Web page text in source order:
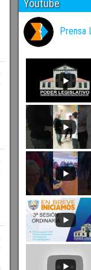
Youtube
Prensa